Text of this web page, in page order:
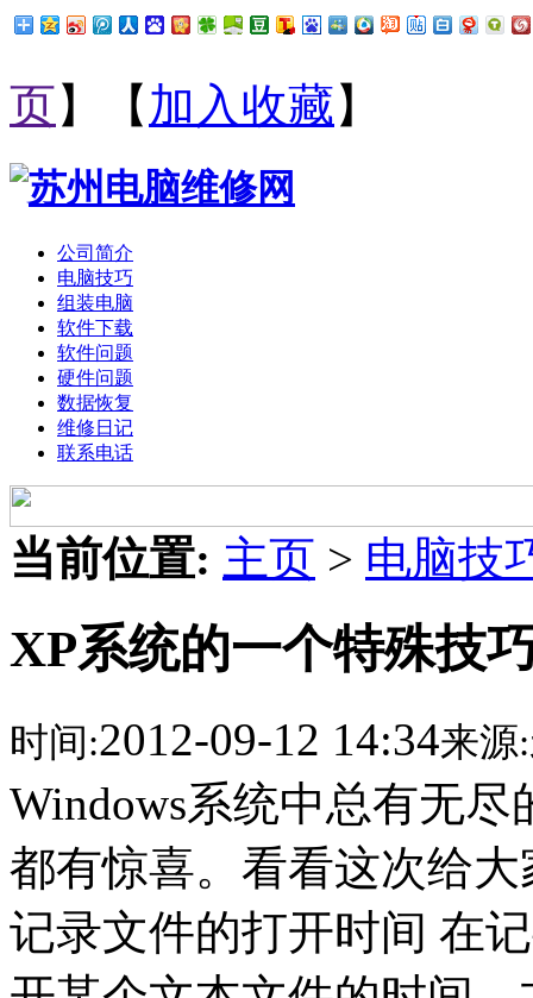
页】【 加入收藏】
公司简介
电脑技巧
组装电脑
软件下载
软件问题
硬件问题
数据恢复
维修日记
联系电话
当前位置: 主页 > 电脑技
XP系统的一个特殊技
时间:2012-09-12 14:34来源:
Windows系统中总有无
都有惊喜。看看这次给
记录文件的打开时间 在